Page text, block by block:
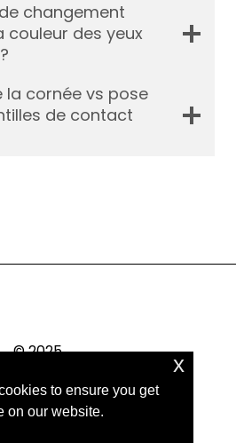
changement
couleur des yeux
la cornée vs pose
de contact
© 2025
Operación
/ Después
to ensure you get
on our website.
x